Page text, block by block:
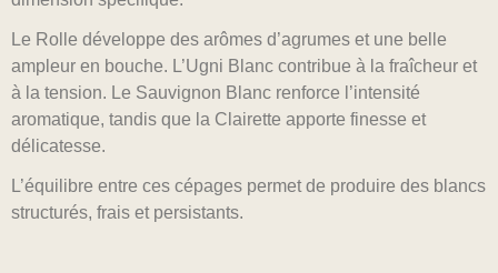
Le Rolle développe des arômes d’agrumes et une belle
ampleur en bouche. L’Ugni Blanc contribue à la fraîcheur et
à la tension. Le Sauvignon Blanc renforce l’intensité
aromatique, tandis que la Clairette apporte finesse et
délicatesse.
L’équilibre entre ces cépages permet de produire des blancs
structurés, frais et persistants.